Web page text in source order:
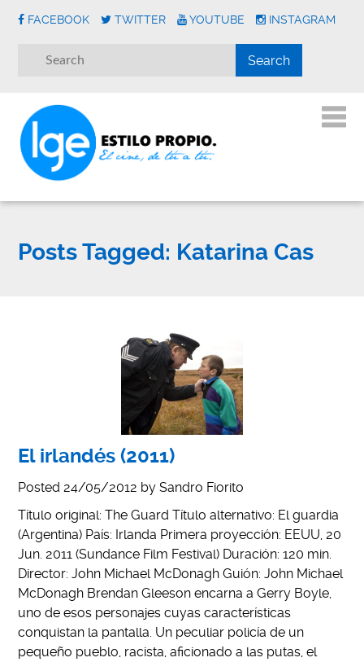
FACEBOOK TWITTER YOUTUBE INSTAGRAM
Posts Tagged: Katarina Cas
El irlandés (2011)
Posted 24/05/2012 bySandro Fiorito
Título original: The Guard Título alternativo: El guardia
(Argentina) País: Irlanda Primera proyección: EEUU, 20
Jun. 2011 (Sundance Film Festival) Duración: 120 min.
Director: John Michael McDonagh Guión: John Michael
McDonagh Brendan Gleeson encarna a Gerry Boyle,
uno de esos personajes cuyas características
conquistan la pantalla. Un peculiar policía de un
pequeño pueblo, racista, aficionado a las putas, el